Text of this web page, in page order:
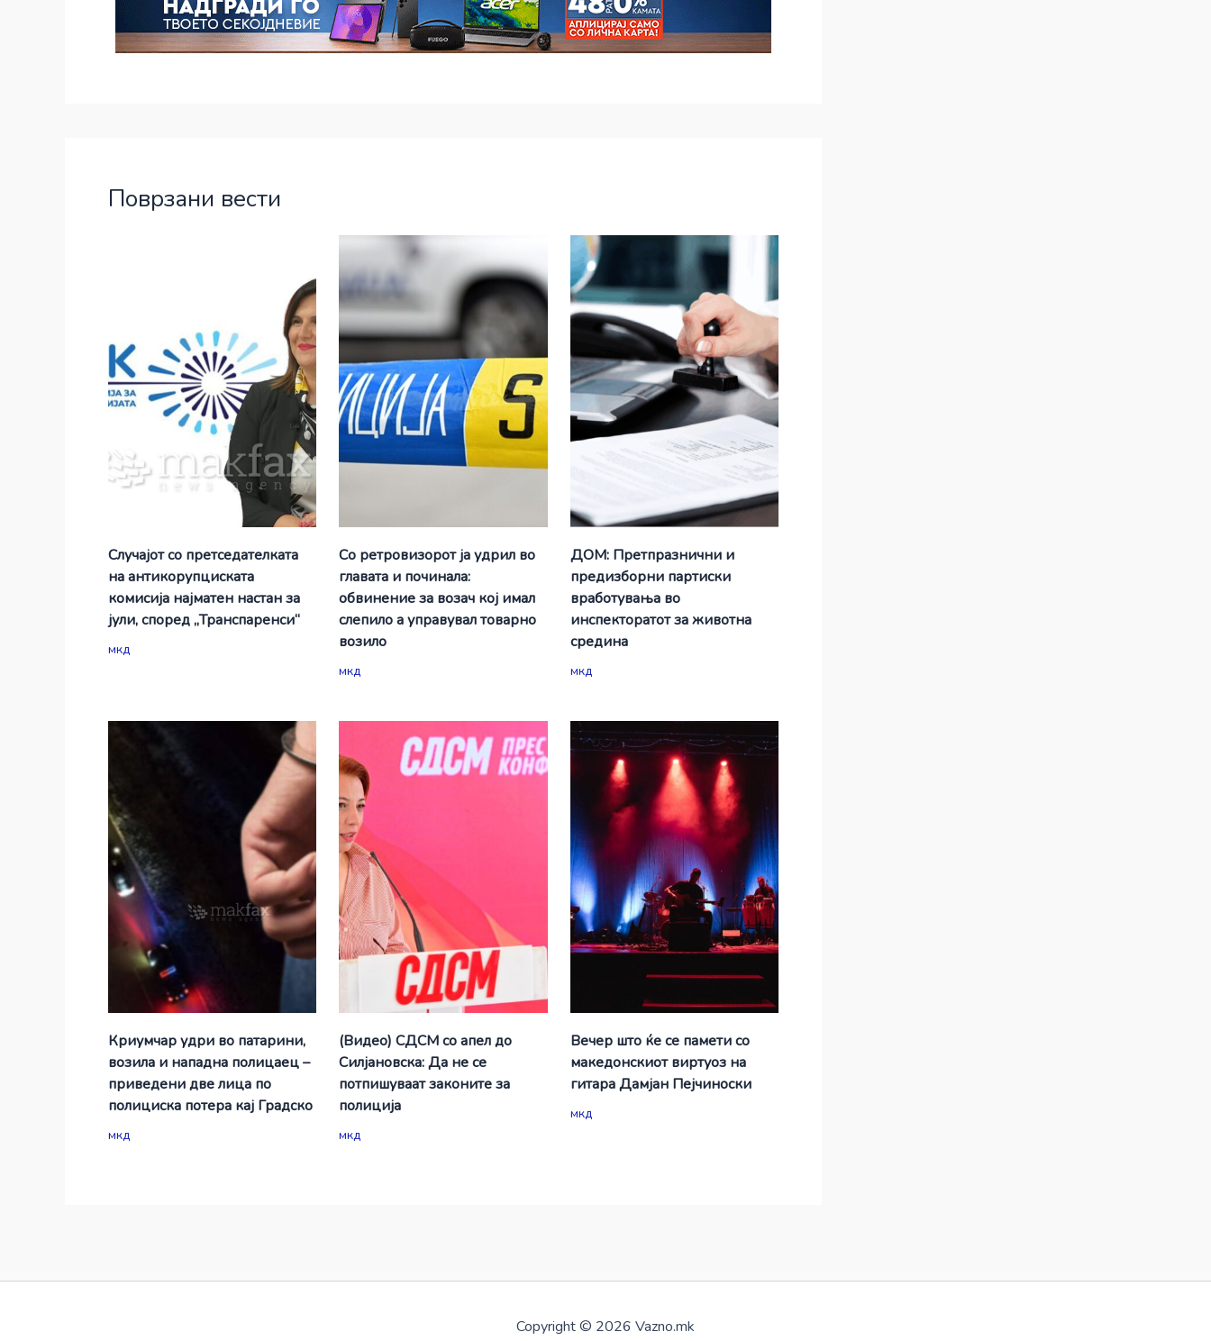
Поврзани вести
Случајот со претседателката
на антикорупциската
комисија најматен настан за
јули, според „Транспаренси“
мкд
Со ретровизорот ја удрил во
главата и починала:
обвинение за возач кој имал
слепило а управувал товарно
возило
мкд
ДОМ: Претпразнични и
предизборни партиски
вработувања во
инспекторатот за животна
средина
мкд
Криумчар удри во патарини,
возила и нападна полицаец –
приведени две лица по
полициска потера кај Градско
мкд
(Видео) СДСМ со апел до
Силјановска: Да не се
потпишуваат законите за
полиција
мкд
Вечер што ќе се памети со
македонскиот виртуоз на
гитара Дамјан Пејчиноски
мкд
Copyright © 2026 Vazno.mk